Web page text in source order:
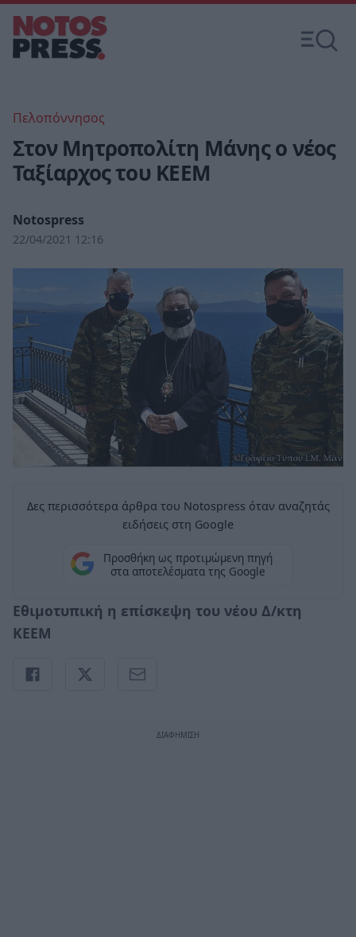
Πελοπόννησος
Στον Μητροπολίτη Μάνης ο νέος
Ταξίαρχος του ΚΕΕΜ
Notospress
22/04/2021 12:16
Δες περισσότερα άρθρα του Notospress όταν αναζητάς
ειδήσεις στη Google
Προσθήκη ως προτιμώμενη πηγή
στα αποτελέσματα της Google
Εθιμοτυπική η επίσκεψη του νέου Δ/κτη
ΚΕΕΜ